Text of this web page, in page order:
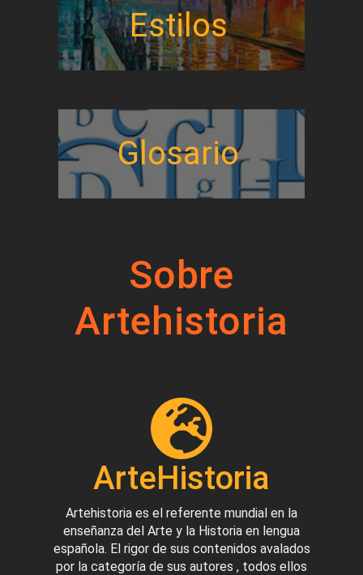
Estilos
Glosario
Sobre
Artehistoria
ArteHistoria
Artehistoria es el referente mundial en la
enseñanza del Arte y la Historia en lengua
española. El rigor de sus contenidos avalados
por la categoría de sus autores , todos ellos